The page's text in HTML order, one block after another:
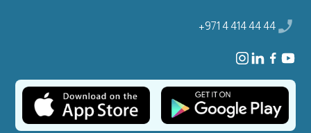
+971 4 414 44 44